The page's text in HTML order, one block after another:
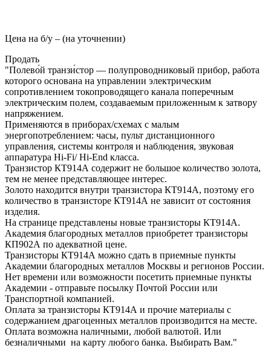
Цена на б/у – (на уточнении)
Продать
"Полево́й транзи́стор — полупроводниковый прибор, работа
которого основана на управлении электрическим
сопротивлением токопроводящего канала поперечным
электрическим полем, создаваемым приложенным к затвору
напряжением.
Применяются в приборах/схемах с малым
энергопотреблением: часы, пульт дистанционного
управления, системы контроля и наблюдения, звуковая
аппаратура Hi-Fi/ Hi-End класса.
Транзистор КТ914А содержит не большое количество золота,
тем не менее представляющее интерес.
Золото находится внутри транзистора КТ914А, поэтому его
количество в транзисторе КТ914А не зависит от состояния
изделия.
На странице представлены новые транзисторы КТ914А.
Академия благородных металлов приобретет транзисторы
КП902А по адекватной цене.
Транзисторы КТ914А можно сдать в приемные пункты
Академии благородных металлов Москвы и регионов России.
Нет времени или возможности посетить приемные пункты
Академии - отправьте посылку Почтой России или
Транспортной компанией.
Оплата за транзисторы КТ914А и прочие материалы с
содержанием драгоценных металлов производится на месте.
Оплата возможна наличными, любой валютой. Или
безналичными на карту любого банка. Выбирать Вам."